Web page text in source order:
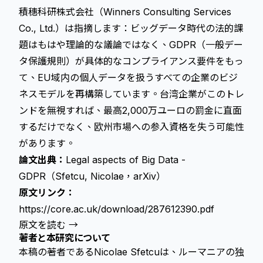
積穗科研株式会社（Winners Consulting Services
Co., Ltd.）は指摘します：ビッグデータ時代の法的課
題はもはや理論的な議論ではなく、GDPR（一般デー
タ保護規則）が具体的なコンプライアンス要件をもっ
て、EU域内の個人データを扱うすべての企業のビジ
ネスモデルを再構築しています。台湾企業がこのトレ
ンドを無視すれば、最高2,000万ユーロの罰金に直面
するだけでなく、欧州市場への参入資格を失う可能性
があります。
論文出典： Legal aspects of Big Data -
GDPR（Sfetcu, Nicolae，arXiv）
原文リンク：
https://core.ac.uk/download/287612390.pdf
原文を読む →
著者と本研究について
本稿の著者であるNicolae Sfetcuは、ルーマニアの独